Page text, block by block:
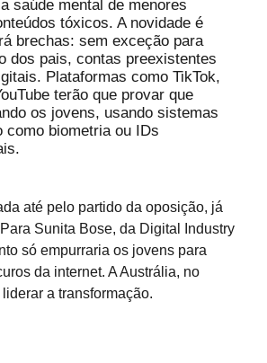
saúde mental de menores
tóxicos. A novidade é
brechas: sem exceção para
dos pais, contas preexistentes
Plataformas como TikTok,
terão que provar que
os jovens, usando sistemas
como biometria ou IDs
até pelo partido da oposição, já
Sunita Bose, da Digital Industry
só empurraria os jovens para
da internet. A Austrália, no
a transformação.